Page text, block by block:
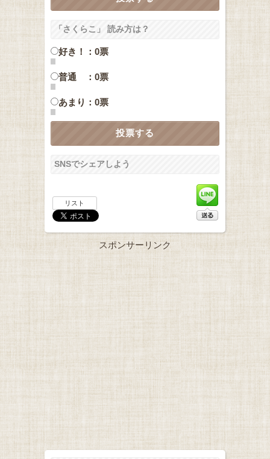
「さくらこ」 読み方は？
好き！：0票
普通 ：0票
あまり：0票
SNSでシェアしよう
リスト
スポンサーリンク